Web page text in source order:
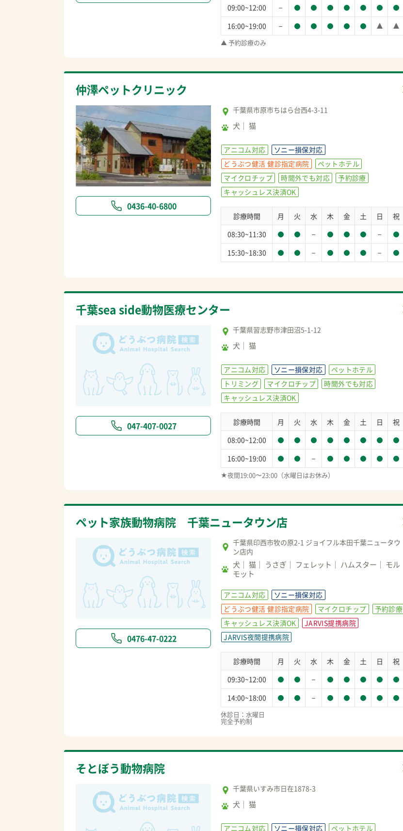
09:00~12:00
－
16:00~19:00 －
▲ 予約診療のみ
仲澤ペットクリニック
0436-40-6800
千葉県市原市ちはら台西4-3-11
犬 猫
アニコム対応
ソニー損保対応
どうぶつ健活 健診指定病院
ペットホテル
マイクロチップ
時間外でも対応
予約診療
キャッシュレス決済OK
診療時間 月 火 水 木 金 土 日
祝
08:30~11:30
－ －
15:30~18:30 － －
千葉sea side動物医療センター
047-407-0027
千葉県習志野市津田沼5-1-12
犬 猫
アニコム対応 ソニー損保対応
ペットホテル
トリミング
マイクロチップ
時間外でも対応
キャッシュレス決済OK
診療時間 月 火 水 木 金 土 日
祝
08:00~12:00
16:00~19:00
－
★夜間19:00〜23:00（水曜日はお休み）
ペット家族動物病院 千葉ニュータウン店
0476-47-0222
千葉県印西市牧の原2-1 ジョイフル本田千葉ニュータウ
ン店内
犬 猫 うさぎ フェレット ハムスター
モル
モット
アニコム対応
ソニー損保対応
どうぶつ健活 健診指定病院
マイクロチップ
予約診療
キャッシュレス決済OK
JARVIS提携病院
JARVIS夜間提携病院
診療時間 月 火 水 木 金 土 日
祝
09:30~12:00
－
14:00~18:00 －
休診日：水曜日
完全予約制
そとぼう動物病院
千葉県いすみ市日在1878-3
犬 猫
アニコム対応 ソニー損保対応 ペットホテル